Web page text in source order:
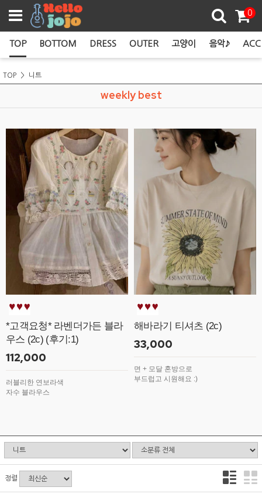
0
TOP BOTTOM DRESS OUTER 고양이 음악♪ ACC
TOP 니트
weekly best
*고객요청* 라벤더가든 블라
우스 (2c) (후기:1)
112,000
러블리한 연보라색
자수 블라우스
해바라기 티셔츠 (2c)
33,000
면 + 모달 혼방으로
부드럽고 시원해요 :)
정렬